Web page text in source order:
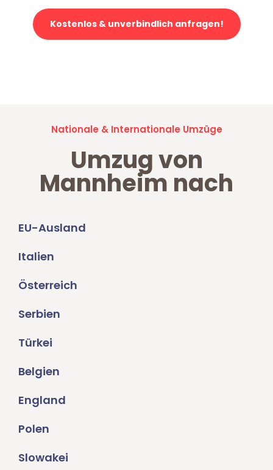
Kostenlos & unverbindlich anfragen!
Nationale & Internationale Umzüge
Umzug von
Mannheim nach
EU-Ausland
Italien
Österreich
Serbien
Türkei
Belgien
England
Polen
Slowakei